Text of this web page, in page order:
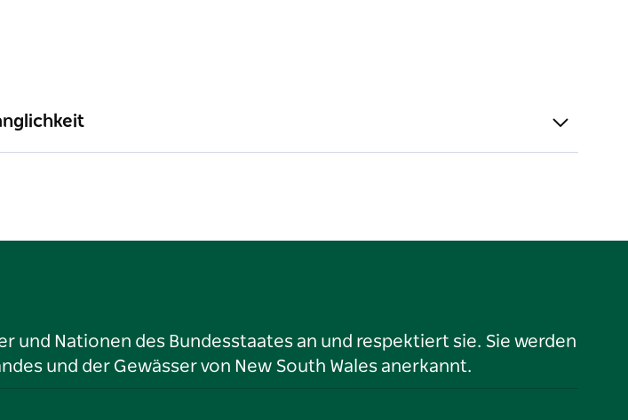
und Nationen des Bundesstaates an und respektiert sie. Sie werden
und der Gewässer von New South Wales anerkannt.